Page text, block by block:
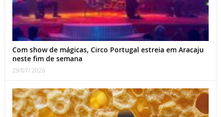
Com show de mágicas, Circo Portugal estreia em Aracaju
neste fim de semana
29/07/ 2026